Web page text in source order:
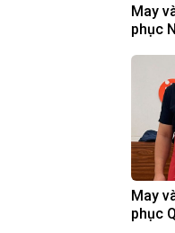
May
phục
May
phục